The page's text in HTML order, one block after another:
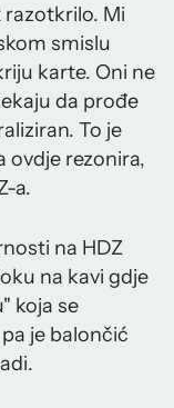
razotkrilo. Mi
smislu
karte. Oni ne
da prođe
To je
ovdje rezonira,
a.
na HDZ
na kavi gdje
koja se
je balončić